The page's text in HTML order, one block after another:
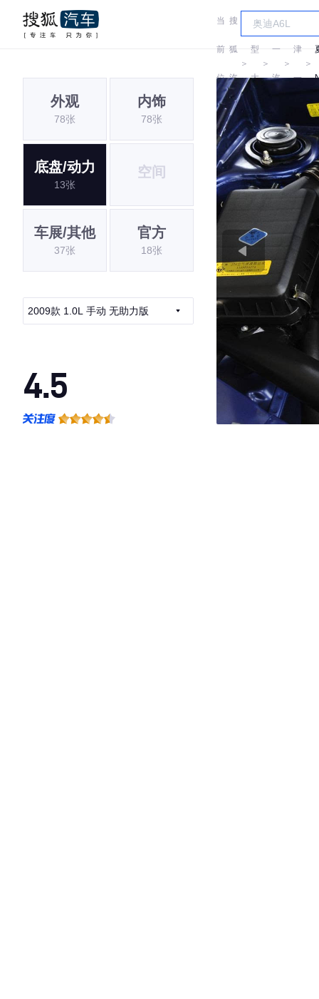
当
前
位
置:
搜
狐
汽
车
＞
车
型
大
＞
一
汽
＞
津
一
＞
外观
78张
内饰
78张
底盘/动力
13张
空间
车展/其他
37张
官方
18张
2009款 1.0L 手动 无助力版
4.5